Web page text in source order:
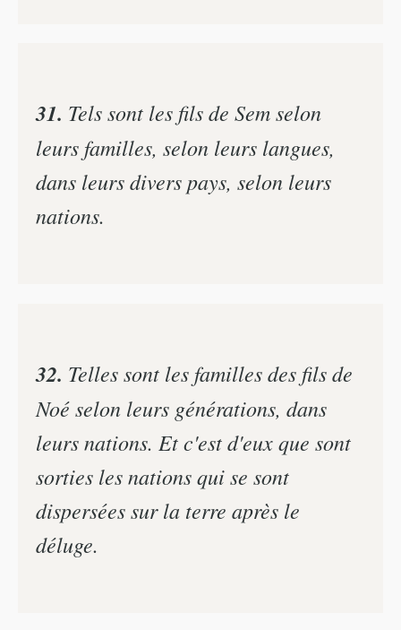
31. Tels sont les fils de Sem selon
leurs familles, selon leurs langues,
dans leurs divers pays, selon leurs
nations.
32. Telles sont les familles des fils de
Noé selon leurs générations, dans
leurs nations. Et c'est d'eux que sont
sorties les nations qui se sont
dispersées sur la terre après le
déluge.